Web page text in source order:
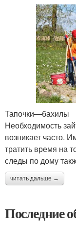
Тапочки—бахилы
Необходимость
возникает часто.
тратить время на
следы по дому
читать дальше →
Последние